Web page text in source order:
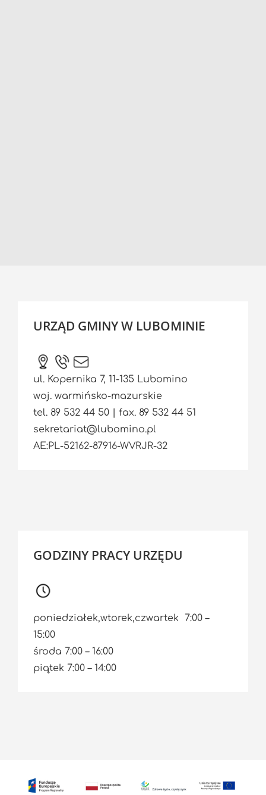
URZĄD GMINY W LUBOMINIE
ul. Kopernika 7, 11-135 Lubomino
woj. warmińsko-mazurskie
tel. 89 532 44 50 | fax. 89 532 44 51
sekretariat@lubomino.pl
AE:PL-52162-87916-WVRJR-32
GODZINY PRACY URZĘDU
poniedziałek,wtorek,czwartek 7:00 –
15:00
środa 7:00 – 16:00
piątek 7:00 – 14:00